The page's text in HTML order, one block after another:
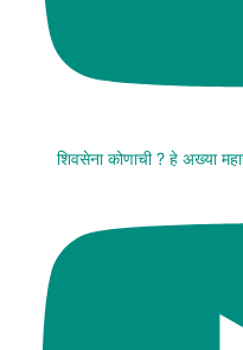
शिवसेना कोणाची ? हे अख्या